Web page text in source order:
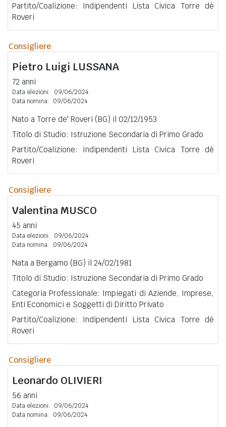
Partito/Coalizione: Indipendenti Lista Civica Torre dè
Roveri
Consigliere
Pietro Luigi LUSSANA
72 anni
Data elezioni:
09/06/2024
Data nomina:
09/06/2024
Nato a Torre de' Roveri (BG) il 02/12/1953
Titolo di Studio: Istruzione Secondaria di Primo Grado
Partito/Coalizione: Indipendenti Lista Civica Torre dè
Roveri
Consigliere
Valentina MUSCO
45 anni
Data elezioni:
09/06/2024
Data nomina:
09/06/2024
Nata a Bergamo (BG) il 24/02/1981
Titolo di Studio: Istruzione Secondaria di Primo Grado
Categoria Professionale: Impiegati di Aziende, Imprese,
Enti Economici e Soggetti di Diritto Privato
Partito/Coalizione: Indipendenti Lista Civica Torre dè
Roveri
Consigliere
Leonardo OLIVIERI
56 anni
Data elezioni:
09/06/2024
Data nomina:
09/06/2024